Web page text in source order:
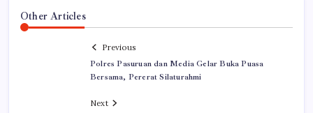
Other Articles
Previous
Polres Pasuruan dan Media Gelar Buka Puasa
Bersama, Pererat Silaturahmi
Next